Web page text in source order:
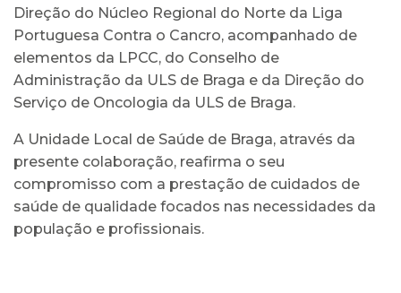
Direção do Núcleo Regional do Norte da Liga
Portuguesa Contra o Cancro, acompanhado de
elementos da LPCC, do Conselho de
Administração da ULS de Braga e da Direção do
Serviço de Oncologia da ULS de Braga.
A Unidade Local de Saúde de Braga, através da
presente colaboração, reafirma o seu
compromisso com a prestação de cuidados de
saúde de qualidade focados nas necessidades da
população e profissionais.